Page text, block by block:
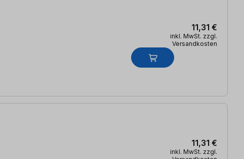
11,31 €
inkl. MwSt. zzgl.
Versandkosten
11,31 €
inkl. MwSt. zzgl.